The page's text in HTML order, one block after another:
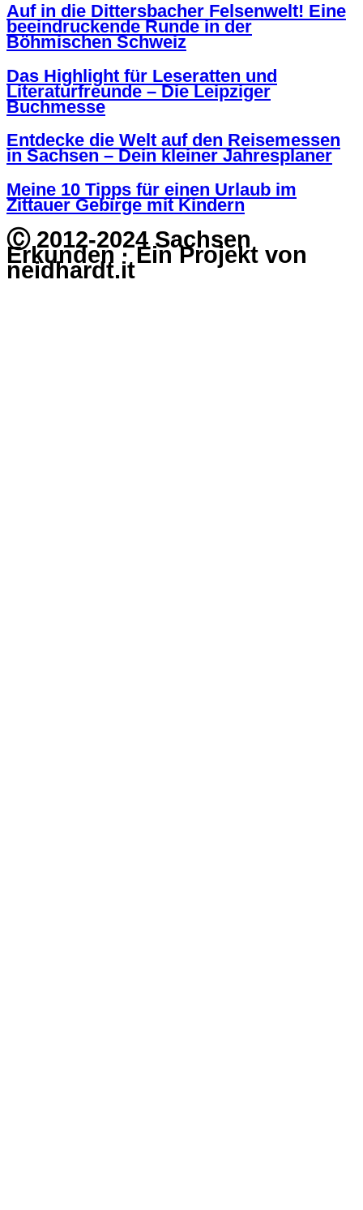
Auf in die Dittersbacher Felsenwelt! Eine
beeindruckende Runde in der
Böhmischen Schweiz
Das Highlight für Leseratten und
Literaturfreunde – Die Leipziger
Buchmesse
Entdecke die Welt auf den Reisemessen
in Sachsen – Dein kleiner Jahresplaner
Meine 10 Tipps für einen Urlaub im
Zittauer Gebirge mit Kindern
Ⓒ 2012-2024 Sachsen
Erkunden · Ein Projekt von
neidhardt.it